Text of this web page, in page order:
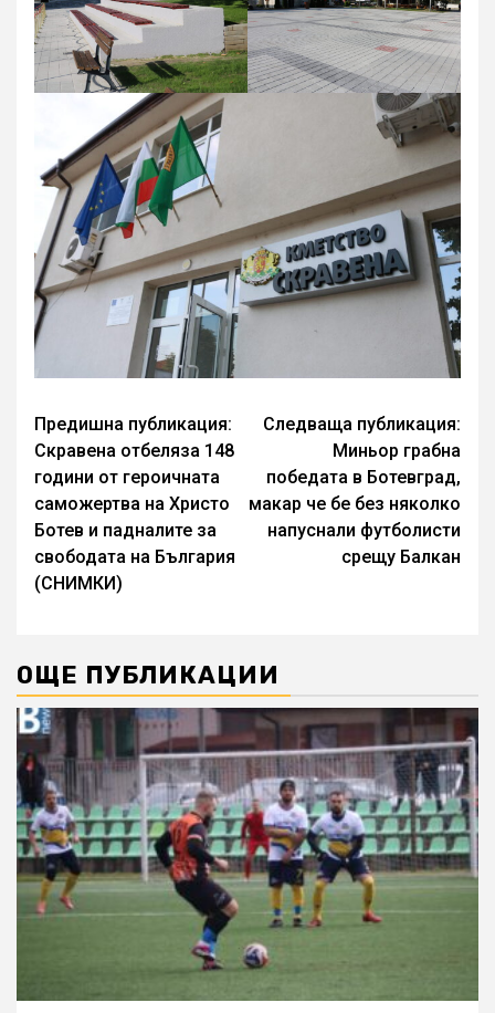
Continue
Reading
Предишна публикация:
Скравена отбеляза 148
години от героичната
саможертва на Христо
Ботев и падналите за
свободата на България
(СНИМКИ)
Следваща публикация:
Миньор грабна
победата в Ботевград,
макар че бе без няколко
напуснали футболисти
срещу Балкан
ОЩЕ ПУБЛИКАЦИИ